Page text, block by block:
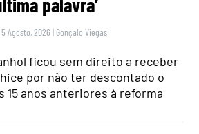
Agosto, 2026 | Gonçalo Viegas
ficou sem direito a receber
por não ter descontado o
15 anos anteriores à reforma